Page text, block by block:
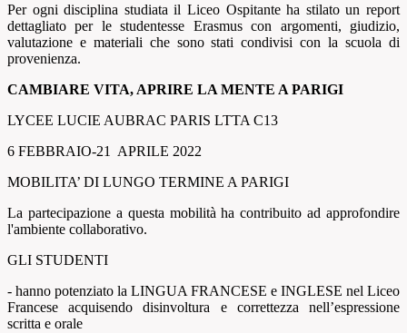
Per ogni disciplina studiata il Liceo Ospitante ha stilato un report
dettagliato per le studentesse Erasmus con argomenti, giudizio,
valutazione e materiali che sono stati condivisi con la scuola di
provenienza.
CAMBIARE VITA, APRIRE LA MENTE A PARIGI
LYCEE LUCIE AUBRAC PARIS LTTA C13
6 FEBBRAIO-21 APRILE 2022
MOBILITA’ DI LUNGO TERMINE A PARIGI
La partecipazione a questa mobilità ha contribuito ad approfondire
l'ambiente collaborativo.
GLI STUDENTI
- hanno potenziato la LINGUA FRANCESE e INGLESE nel Liceo
Francese acquisendo disinvoltura e correttezza nell’espressione
scritta e orale